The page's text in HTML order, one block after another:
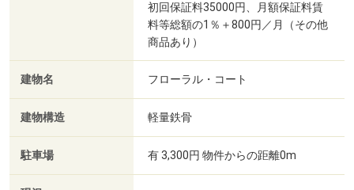
初回保証料35000円、月額保証料賃
料等総額の1％＋800円／月（その他
商品あり）
建物名 フローラル・コート
建物構造 軽量鉄骨
駐車場 有 3,300円 物件からの距離0m